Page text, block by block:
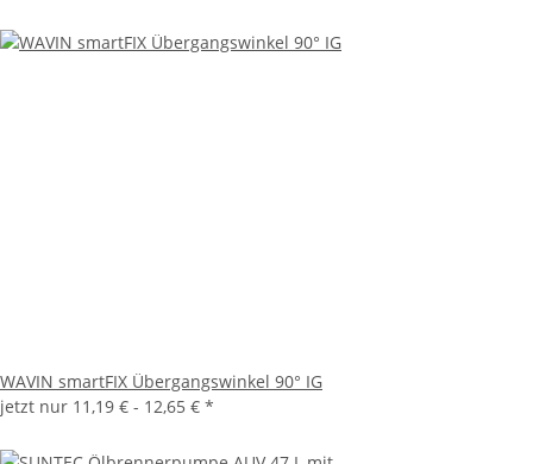
WAVIN smartFIX Übergangswinkel 90° IG
jetzt nur 11,19 € - 12,65 € *